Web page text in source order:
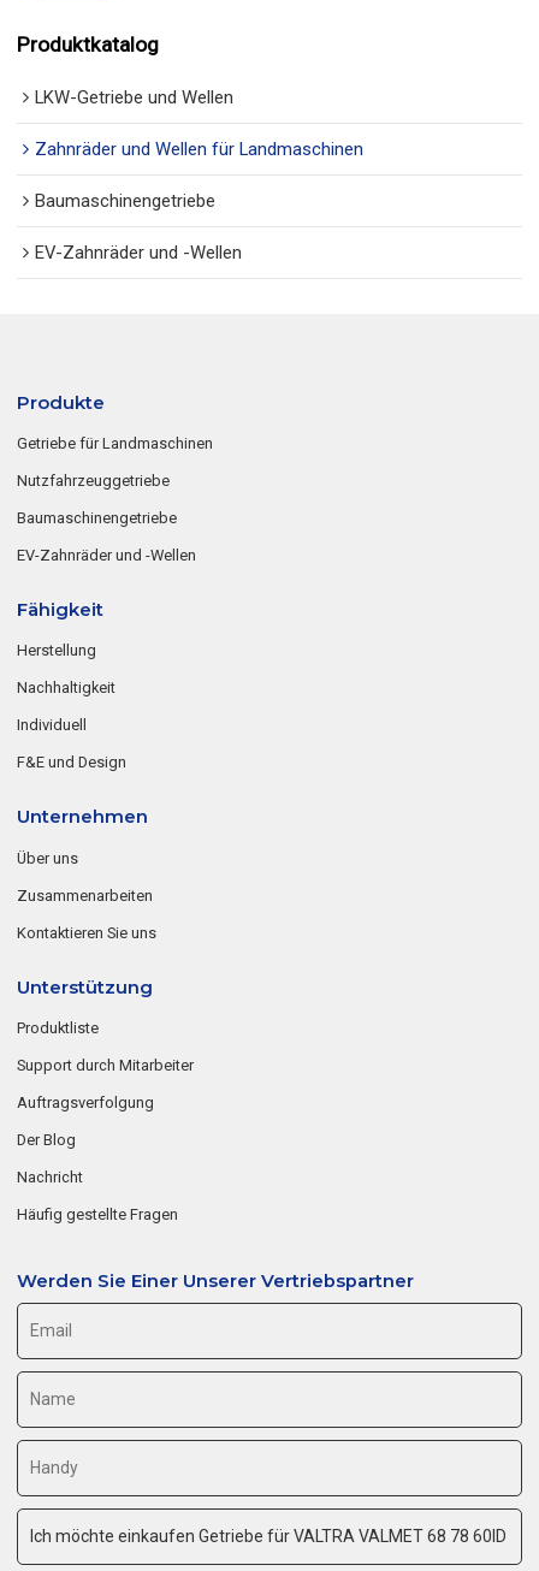
Produktkatalog
LKW-Getriebe und Wellen
Zahnräder und Wellen für Landmaschinen
Baumaschinengetriebe
EV-Zahnräder und -Wellen
Produkte
Getriebe für Landmaschinen
Nutzfahrzeuggetriebe
Baumaschinengetriebe
EV-Zahnräder und -Wellen
Fähigkeit
Herstellung
Nachhaltigkeit
Individuell
F&E und Design
Unternehmen
Über uns
Zusammenarbeiten
Kontaktieren Sie uns
Unterstützung
Produktliste
Support durch Mitarbeiter
Auftragsverfolgung
Der Blog
Nachricht
Häufig gestellte Fragen
Werden Sie Einer Unserer Vertriebspartner